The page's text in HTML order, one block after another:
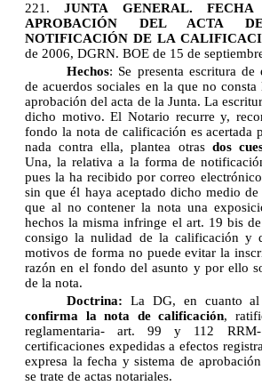
221.JUNTA GENERAL.
APROBACIÓN DEL ACTA
NOTIFICACIÓN DE LA
de 2006, DGRN. BOE de 15 de
Hechos: Se presenta escritura
de acuerdos sociales en la que no
aprobación del acta de la Junta. La
dicho motivo. El Notario recurre y,
fondo la nota de calificación es acertada
nada contra ella, plantea otras dos
Una, la relativa a la forma de
pues la ha recibido por correo
sin que él haya aceptado dicho medio
que al no contener la nota una
hechos la misma infringe el art. 19 bis
consigo la nulidad de la calificación y
motivos de forma no puede evitar la
razón en el fondo del asunto y por ello
de la nota.
Doctrina: La DG, en cuanto
confirma la nota de calificación,
reglamentaria- art. 99 y 112
certificaciones expedidas a efectos
expresa la fecha y sistema de
se trate de actas notariales.